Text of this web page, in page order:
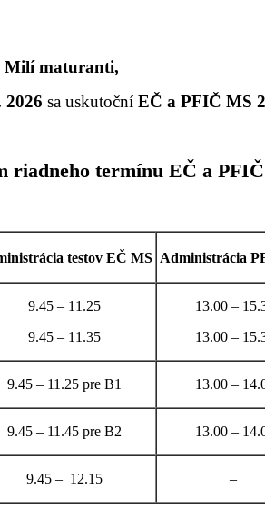
Milí maturanti,
2026 sa uskutoční EČ a PFIČ MS
riadneho termínu EČ a
testov EČ MS Administrácia
9.45 – 11.25
9.45 – 11.35
13.00 –
13.00 –
9.45 – 11.25 pre B1 13.00 –
9.45 – 11.45 pre B2 13.00 –
9.45 – 12.15 –